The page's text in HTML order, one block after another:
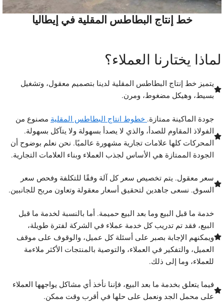
خط إنتاج البطاطس المقلية في إيطاليا
يختارنا العملاء؟
يتميز خط إنتاج البطاطس المقلية لدينا بتصميم معقول، وتشغيل
بسيط، وهيكل مضغوط، ومرن.
جودة الماكينة ممتازة.خطوط انتاج البطاطس المقليةمصنوع من
الفولاذ المقاوم للصدأ، والذي لا يصدأ بسهولة ولا يتآكل بسهولة.
المحركات كلها علامات تجارية مشهورة عالميًا. نحن نعلم بوضوح أن
الجودة الممتازة هي الأساس لجذب العملاء وبناء العلامات التجارية.
سعر معقول. يتم تخصيص سعر كل آلة وفقًا للتكلفة وفحص سعر
السوق. نسعى جاهدين لتحقيق أسعار معقولة وتعاون مربح للجانبين.
خدمة ما قبل البيع وما بعد البيع حميمة. أما بالنسبة لخدمة ما قبل
البيع، فقد تم تدريب كل خدمة عملاء في الشركة لفترة طويلة،
ويمكنهم الإجابة بصبر على أسئلة كل عميل، والوقوف على موقف
العميل، والتفكير في العملاء، والتوصية بالمنتجات الأكثر ملاءمة
للعملاء، وما إلى ذلك.
فيما يتعلق بخدمة ما بعد البيع، فإننا نأخذ أي مشاكل يواجهها العملاء
على محمل الجد ونعمل على حلها في أقرب وقت ممكن.